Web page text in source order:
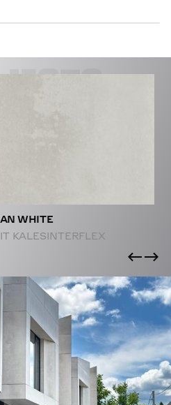
WHITE
KALESINTERFLEX